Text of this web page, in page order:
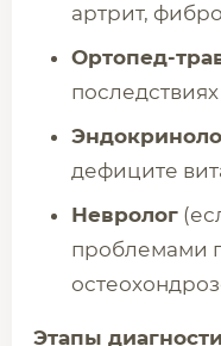
артрит,
Ортопед-
дефиците
Невролог
проблемами
Этапы